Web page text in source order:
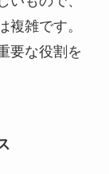
複雑です。
要な役割を